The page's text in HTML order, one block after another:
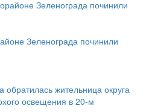
Зеленограда починили
обратилась жительница округа
освещения в 20-м